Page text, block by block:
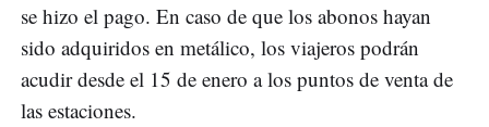
se hizo el pago. En caso de que los abonos hayan
sido adquiridos en metálico, los viajeros podrán
acudir desde el 15 de enero a los puntos de venta de
las estaciones.